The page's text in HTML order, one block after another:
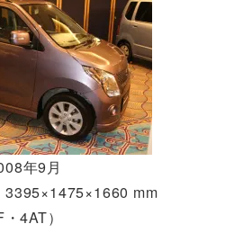
年9月
3395×1475×1660 mm
4AT）